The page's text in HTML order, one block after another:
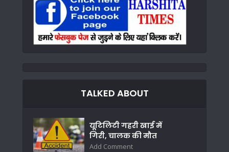
TALKED ABOUT
यूटिलिटी गहरी खाई में
गिरी, चालक की मौत
Add Comment